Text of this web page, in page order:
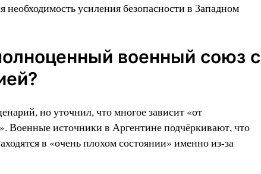
необходимость усиления безопасности в Западном
военный союз с
но уточнил, что многое зависит «от
Военные источники в Аргентине подчёркивают, что
в «очень плохом состоянии» именно из-за